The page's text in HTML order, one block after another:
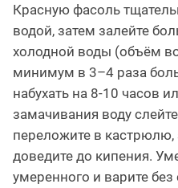
Красную фасоль
водой, затем залейте
холодной воды (объём
минимум в 3–4 раза
набухать на 8-10 часов
замачивания воду
переложите в кастрюлю,
доведите до кипения.
умеренного и варите